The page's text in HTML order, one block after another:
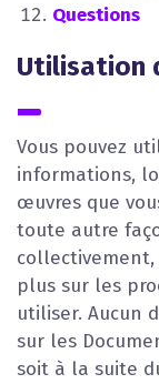
Questions
Utilisation
Vous pouvez
informations,
œuvres que
toute autre
collectivement,
plus sur les
utiliser. Aucun
sur les
soit à la suite